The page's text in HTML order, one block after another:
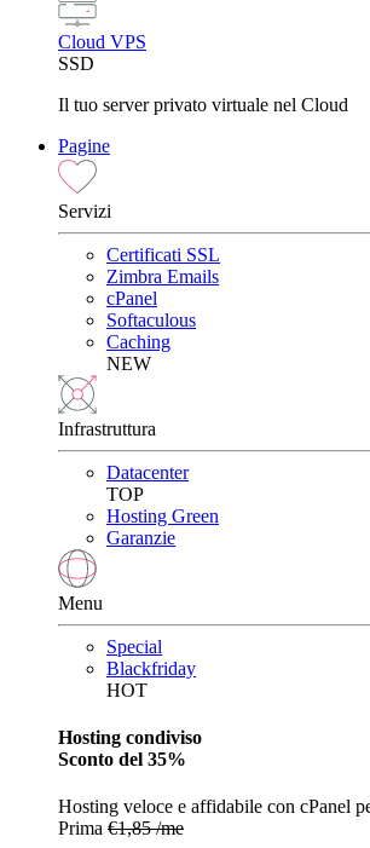
Cloud VPS
SSD
Il tuo server privato virtuale nel Cloud
Pagine
Servizi
Certificati SSL
Zimbra Emails
cPanel
Softaculous
Caching
NEW
Infrastruttura
Datacenter
TOP
Hosting Green
Garanzie
Menu
Special
Blackfriday
HOT
Hosting condiviso
Sconto del 35%
Hosting veloce e affidabile con cPanel
Prima €1,85 /me